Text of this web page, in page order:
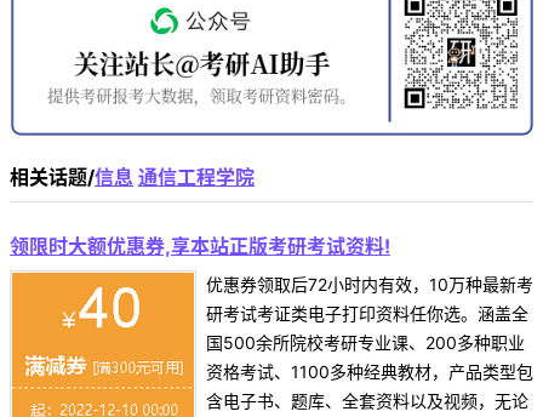
相关话题/信息 通信工程学院
领限时大额优惠券,享本站正版考研考试资料!
优惠券领取后72小时内有效，10万种最新考
研考试考证类电子打印资料任你选。涵盖全
国500余所院校考研专业课、200多种职业
资格考试、1100多种经典教材，产品类型包
含电子书、题库、全套资料以及视频，无论